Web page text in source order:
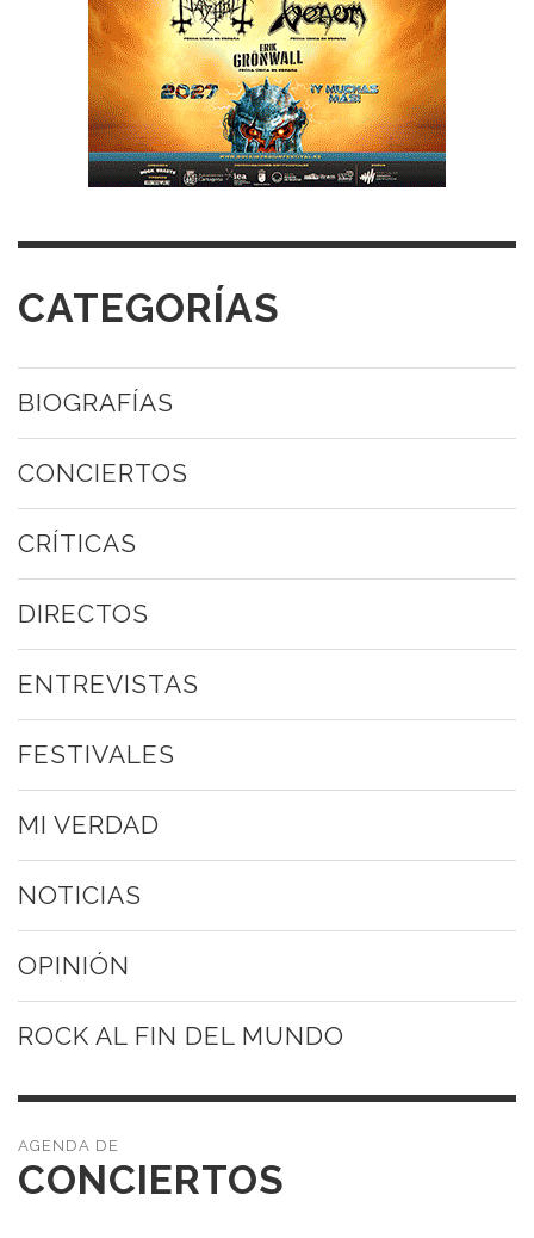
CATEGORÍAS
BIOGRAFÍAS
CONCIERTOS
CRÍTICAS
DIRECTOS
ENTREVISTAS
FESTIVALES
MI VERDAD
NOTICIAS
OPINIÓN
ROCK AL FIN DEL MUNDO
CONCIERTOS